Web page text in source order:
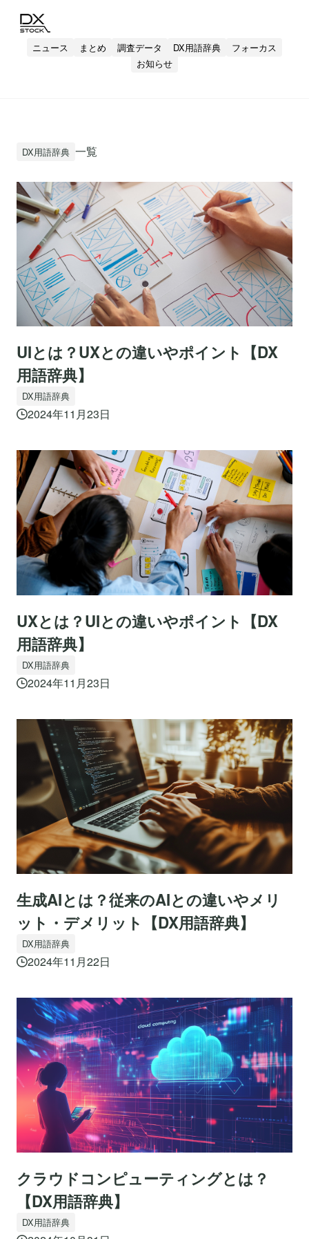
ニュース まとめ 調査データ DX用語辞典
フォーカス
お知らせ
DX用語辞典 一覧
UIとは？UXとの違いやポイント【DX
用語辞典】
DX用語辞典
2024年11月23日
UXとは？UIとの違いやポイント【DX
用語辞典】
DX用語辞典
2024年11月23日
生成AIとは？従来のAIとの違いやメリ
ット・デメリット【DX用語辞典】
DX用語辞典
2024年11月22日
クラウドコンピューティングとは？
【DX用語辞典】
DX用語辞典